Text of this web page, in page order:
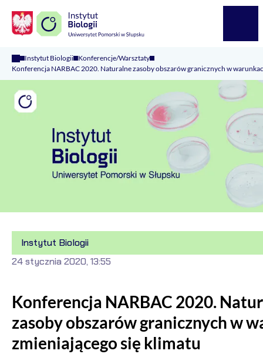
Instytut Biologii Konferencje/Warsztaty
Konferencja NARBAC 2020. Naturalne zasoby obszarów granicznych w
Instytut Biologii
Konferencja NARBAC 2020.
zasoby obszarów granicznych w
zmieniającego się klimatu
24 stycznia 2020, 13:55